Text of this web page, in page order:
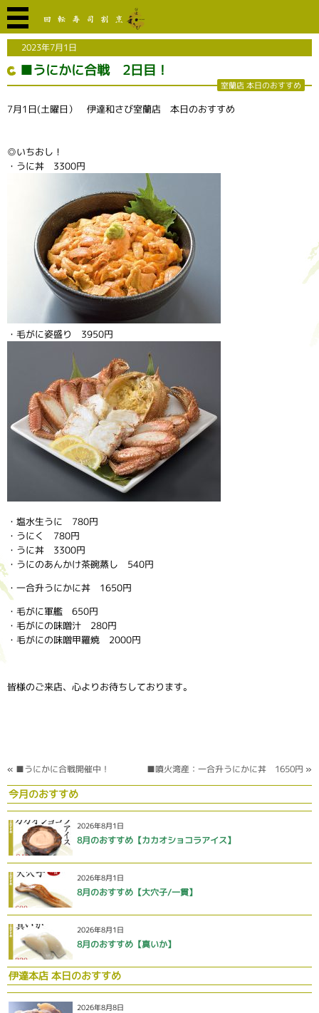
2023年7月1日
■うにかに合戦 2日目！
室蘭店 本日のおすすめ
7月1日(土曜日） 伊達和さび室蘭店 本日のおすすめ
◎いちおし！
・うに丼 3300円
・毛がに姿盛り 3950円
・塩水生うに 780円
・うにく 780円
・うに丼 3300円
・うにのあんかけ茶碗蒸し 540円
・一合升うにかに丼 1650円
・毛がに軍艦 650円
・毛がにの味噌汁 280円
・毛がにの味噌甲羅焼 2000円
皆様のご来店、心よりお待ちしております。
« ■うにかに合戦開催中！ ■噴火湾産：一合升うにかに丼 1650円 »
今月のおすすめ
2026年8月1日
8月のおすすめ【カカオショコラアイス】
2026年8月1日
8月のおすすめ【大穴子/一貫】
2026年8月1日
8月のおすすめ【真いか】
伊達本店 本日のおすすめ
2026年8月8日